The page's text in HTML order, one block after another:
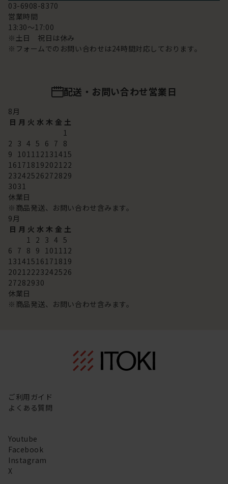
03-6908-8370
営業時間
13:30～17:00
※土日 祝日は休み
※フォームでのお問い合わせは24時間対応しております。
配送・お問い合わせ営業日
8月
日 月 火 水 木 金 土
1
2 3 4 5 6 7 8
9 101112131415
16171819202122
23242526272829
3031
休業日
※商品発送、お問い合わせ含みます。
9月
日 月 火 水 木 金 土
1 2 3 4 5
6 7 8 9 101112
13141516171819
20212223242526
27282930
休業日
※商品発送、お問い合わせ含みます。
ご利用ガイド
よくある質問
Youtube
Facebook
Instagram
X